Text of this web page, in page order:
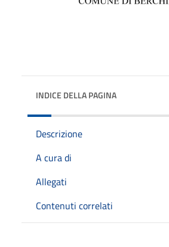
INDICE DELLA PAGINA
Descrizione
A cura di
Allegati
Contenuti correlati